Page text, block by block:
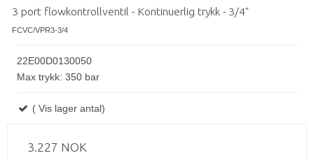
3 port flowkontrollventil - Kontinuerlig trykk - 3/4"
FCVC/VPR3-3/4
22E00D0130050
Max trykk: 350 bar
( Vis lager antal)
3.227 NOK